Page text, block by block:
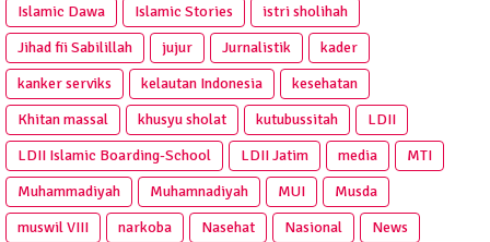
Islamic Dawa
Islamic Stories
istri sholihah
Jihad fii Sabilillah
jujur Jurnalistik
kader
kanker serviks
kelautan Indonesia
kesehatan
Khitan massal
khusyu sholat kutubussitah
LDII
LDII Islamic Boarding-School
LDII Jatim media
MTI
Muhammadiyah
Muhamnadiyah MUI
Musda
muswil VIII
narkoba Nasehat Nasional
News